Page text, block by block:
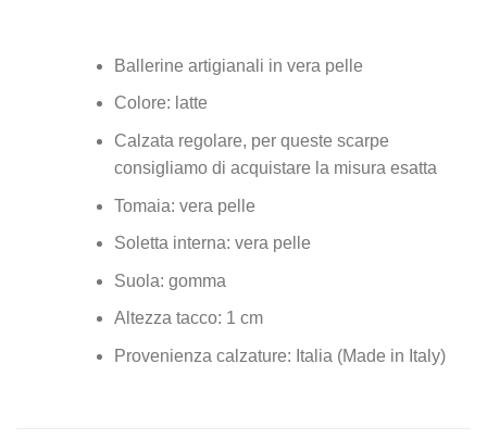
Ballerine artigianali in vera pelle
Colore: latte
Calzata regolare, per queste scarpe
consigliamo di acquistare la misura esatta
Tomaia: vera pelle
Soletta interna: vera pelle
Suola: gomma
Altezza tacco: 1 cm
Provenienza calzature: Italia (Made in Italy)